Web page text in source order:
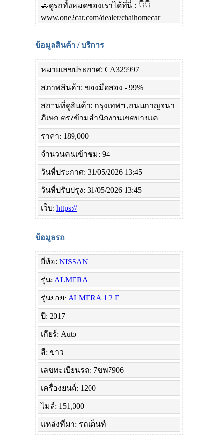
🚗ดูรถทั้งหมดของเราได้ที่นี่ : 👇👇
www.one2car.com/dealer/chaihomecar
ข้อมูลสินค้า / บริการ
หมายเลขประกาศ: CA325997
สภาพสินค้า: ของมือสอง - 99%
สถานที่ดูสินค้า: กรุงเทพฯ ,ถนนกาญจนา
ภิเษก ตรงข้ามสำนักงานเขตบางแค
ราคา: 189,000
จำนวนคนเข้าชม: 94
วันที่ประกาศ: 31/05/2026 13:45
วันที่ปรับปรุง: 31/05/2026 13:45
เว็บ: https://
ข้อมูลรถ
ยี่ห้อ: NISSAN
รุ่น: ALMERA
รุ่นย่อย: ALMERA 1.2 E
ปี: 2017
เกียร์: Auto
สี: ขาว
เลขทะเบียนรถ: 7ขพ7906
เครื่องยนต์: 1200
ไมล์: 151,000
แหล่งที่มา: รถเต็นท์